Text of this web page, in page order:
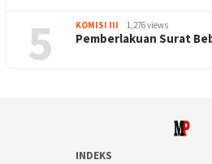
5 KOMISI III 1,276 views
Pemberlakuan Surat
INDEKS